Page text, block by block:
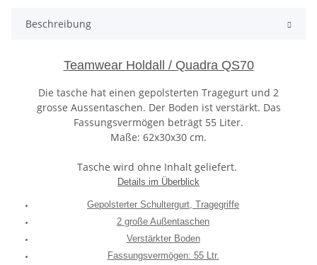
Beschreibung
Teamwear Holdall / Quadra QS70
Die tasche hat einen gepolsterten Tragegurt und 2
grosse Aussentaschen. Der Boden ist verstärkt. Das
Fassungsvermögen beträgt 55 Liter.
Maße: 62x30x30 cm.
Tasche wird ohne Inhalt geliefert.
Details im Überblick
Gepolsterter Schultergurt, Tragegriffe
2 große Außentaschen
Verstärkter Boden
Fassungsvermögen: 55 Ltr.